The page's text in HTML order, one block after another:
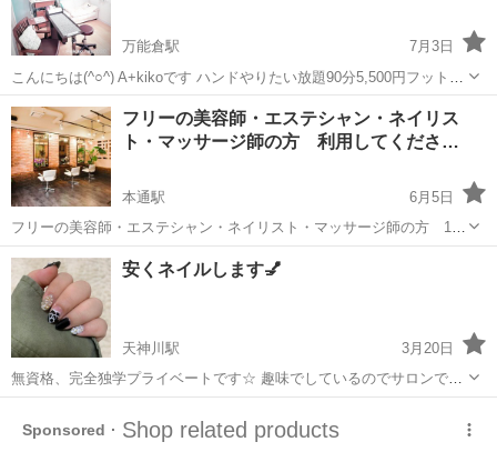
万能倉駅
7月3日
こんにちは(^○^) A+kikoです ハンドやりたい放題90分5,500円フット
6,000円 やっております 長さ出し10本90分5,000円でやっております
他店付け替えオフ込みジモティー限定‼️通常他店付け替えオ...
広島 福山市 万能倉駅 ネイル
フリーの美容師・エステシャン・ネイリス
ト・マッサージ師の方 利用してくださ
本通駅
6月5日
フリーの美容師・エステシャン・ネイリスト・マッサージ師の方 1時
間￥1,100で自由にスペース利用可能です。 美容師さんは60％以上が
報酬です！（独立前にためて下さい。独立アドバイスいたします
よ！） 詳しくは、ホームペー...
広島 広島市 本通駅 美容 ホームページ
安くネイルします💅
天神川駅
3月20日
無資格、完全独学プライベートです☆ 趣味でしているのでサロンでは
ありません🍀 ネイルスキル上げたいので格安でネイルします💅✨ ハン
ドネイル ベタ塗り・グラデーション・ワンポイントストーン ￥2500